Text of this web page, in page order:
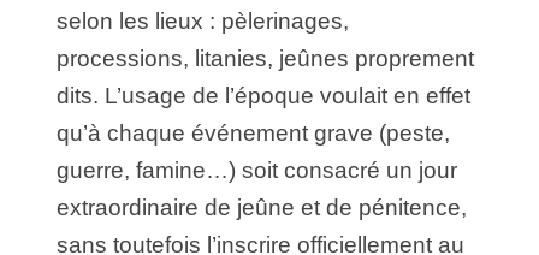
selon les lieux : pèlerinages,
processions, litanies, jeûnes proprement
dits. L’usage de l’époque voulait en effet
qu’à chaque événement grave (peste,
guerre, famine…) soit consacré un jour
extraordinaire de jeûne et de pénitence,
sans toutefois l’inscrire officiellement au